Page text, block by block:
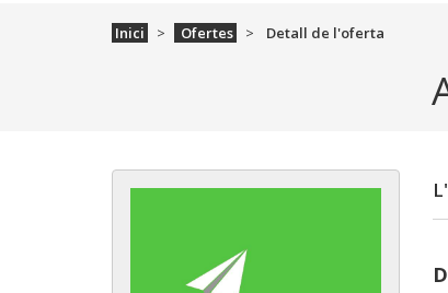
Inici Ofertes Detall de l'oferta